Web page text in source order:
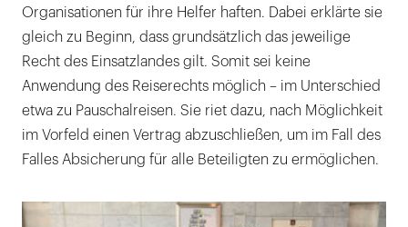
Organisationen für ihre Helfer haften. Dabei erklärte sie
gleich zu Beginn, dass grundsätzlich das jeweilige
Recht des Einsatzlandes gilt. Somit sei keine
Anwendung des Reiserechts möglich – im Unterschied
etwa zu Pauschalreisen. Sie riet dazu, nach Möglichkeit
im Vorfeld einen Vertrag abzuschließen, um im Fall des
Falles Absicherung für alle Beteiligten zu ermöglichen.